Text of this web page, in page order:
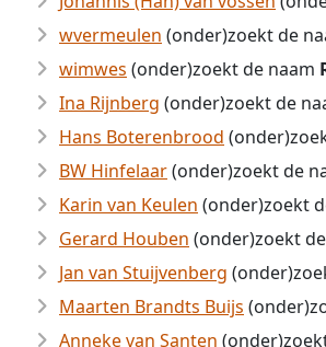
wvermeulen (onder)zoekt de
wimwes (onder)zoekt de naam
Ina Rijnberg (onder)zoekt de
Hans Boterenbrood
BW Hinfelaar(onder)zoekt de
Karin van Keulen (onder)zoekt
Gerard Houben (onder)zoekt
Jan van Stuijvenberg
Maarten Brandts Buijs
Anneke van Santen